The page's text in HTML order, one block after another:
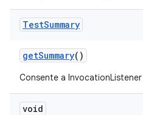
TestSummary
getSummary()
Consente a
void